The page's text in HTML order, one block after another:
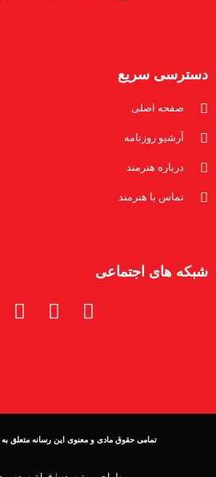
دسترسی سریع
صفحه اصلی
آرشیو روزنامه
درباره هنرمند
تماس با هنرمند
شبکه های اجتماعی
تمامی حقوق مادی و معنوی این رسانه متعلق به